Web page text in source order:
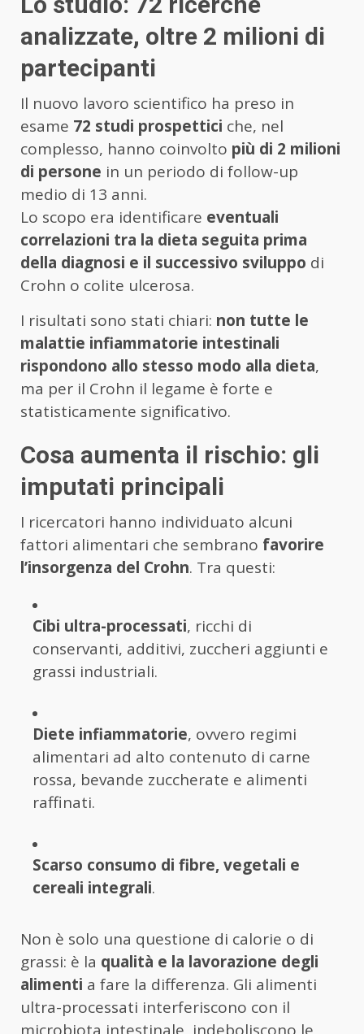
analizzate, oltre 2 milioni di
partecipanti
Il nuovo lavoro scientifico ha preso in
esame 72 studi prospettici che, nel
complesso, hanno coinvolto più di 2 milioni
di persone in un periodo di follow-up
medio di 13 anni.
Lo scopo era identificare eventuali
correlazioni tra la dieta seguita prima
della diagnosi e il successivo sviluppo di
Crohn o colite ulcerosa.
I risultati sono stati chiari: non tutte le
malattie infiammatorie intestinali
rispondono allo stesso modo alla dieta,
ma per il Crohn il legame è forte e
statisticamente significativo.
Cosa aumenta il rischio: gli
imputati principali
I ricercatori hanno individuato alcuni
fattori alimentari che sembrano favorire
l’insorgenza del Crohn. Tra questi:
Cibi ultra-processati, ricchi di
conservanti, additivi, zuccheri aggiunti e
grassi industriali.
Diete infiammatorie, ovvero regimi
alimentari ad alto contenuto di carne
rossa, bevande zuccherate e alimenti
raffinati.
Scarso consumo di fibre, vegetali e
cereali integrali.
Non è solo una questione di calorie o di
grassi: è la qualità e la lavorazione degli
alimenti a fare la differenza. Gli alimenti
ultra-processati interferiscono con il